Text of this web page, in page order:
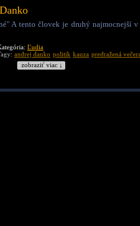
A tento človek je druhý najmocnejší v
Ľudia
andrej danko politik kauza predražená večera
zobraziť viac ↓